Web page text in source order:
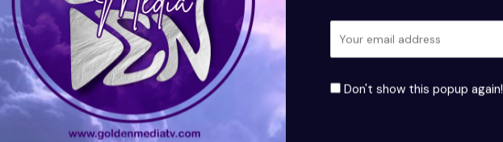
Don't show this popup again!
à l’avenir les efforts de développement de la jeunesse, du sport et du